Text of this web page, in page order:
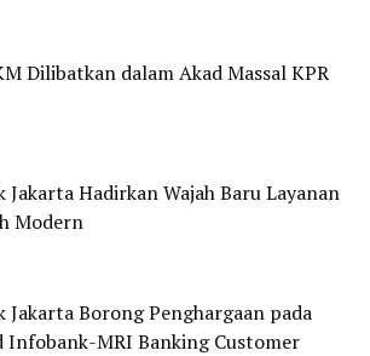
Dilibatkan dalam Akad Massal KPR
Jakarta Hadirkan Wajah Baru Layanan
Modern
Jakarta Borong Penghargaan pada
Infobank-MRI Banking Customer